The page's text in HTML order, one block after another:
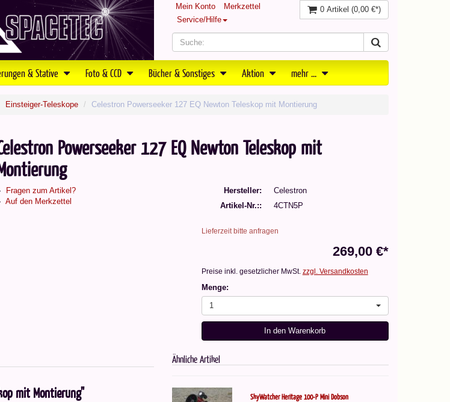
Mein Konto
Merkzettel
Service/Hilfe
0 Artikel (0,00 €*)
& Stative Foto & CCD Bücher & Sonstiges Aktion mehr ...
Einsteiger-Teleskope Celestron Powerseeker 127 EQ Newton Teleskop mit Montierung
Powerseeker 127 EQ Newton Teleskop mit
Fragen zum Artikel?
Auf den Merkzettel
Hersteller
Celestron
Artikel-Nr.:
4CTN5P
Lieferzeit bitte anfragen
269,00 €*
Preise inkl. gesetzlicher MwSt. zzgl. Versandkosten
Menge:
1
In den Warenkorb
mit Montierung"
Ähnliche Artikel
SkyWatcher Heritage 100-P Mini Dobson